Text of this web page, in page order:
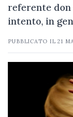
referente
intento, in
PUBBLICATO IL21